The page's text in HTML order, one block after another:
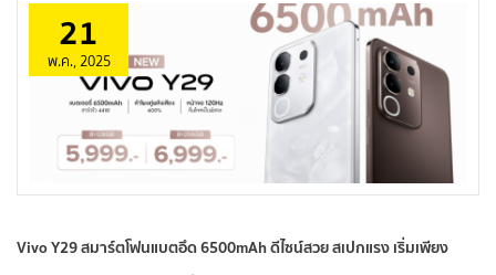
21
พ.ค., 2025
Vivo Y29 สมาร์ตโฟนแบตอึด 6500mAh ดีไซน์สวย สเปกแรง เริ่มเพียง